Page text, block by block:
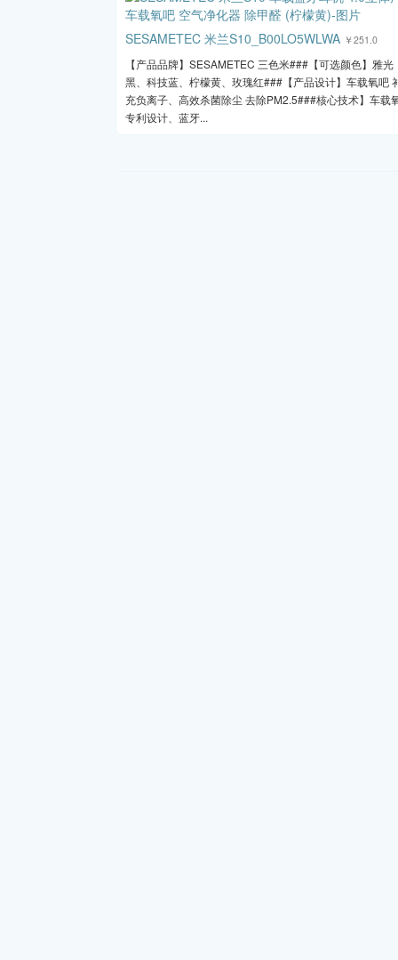
SESAMETEC 米兰S10_B00LO5WLWA ￥251.0
【产品品牌】SESAMETEC 三色米###【可选颜色】雅光
黑、科技蓝、柠檬黄、玫瑰红###【产品设计】车载氧吧
充负离子、高效杀菌除尘 去除PM2.5###核心技术】车载
专利设计、蓝牙...